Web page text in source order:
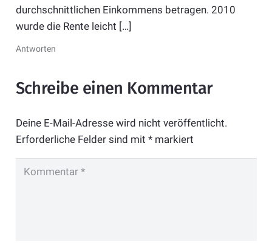
durchschnittlichen Einkommens betragen. 2010
wurde die Rente leicht […]
Antworten
Schreibe einen Kommentar
Deine E-Mail-Adresse wird nicht veröffentlicht.
Erforderliche Felder sind mit *markiert